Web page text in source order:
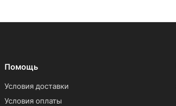
Помощь
Условия доставки
Условия оплаты